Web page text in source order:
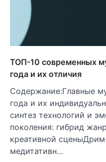
ТОП-10 современных
года и их отличия
Содержание:Главные
года и их
синтез технологий и
поколения: гибрид
креативной
медитативн…